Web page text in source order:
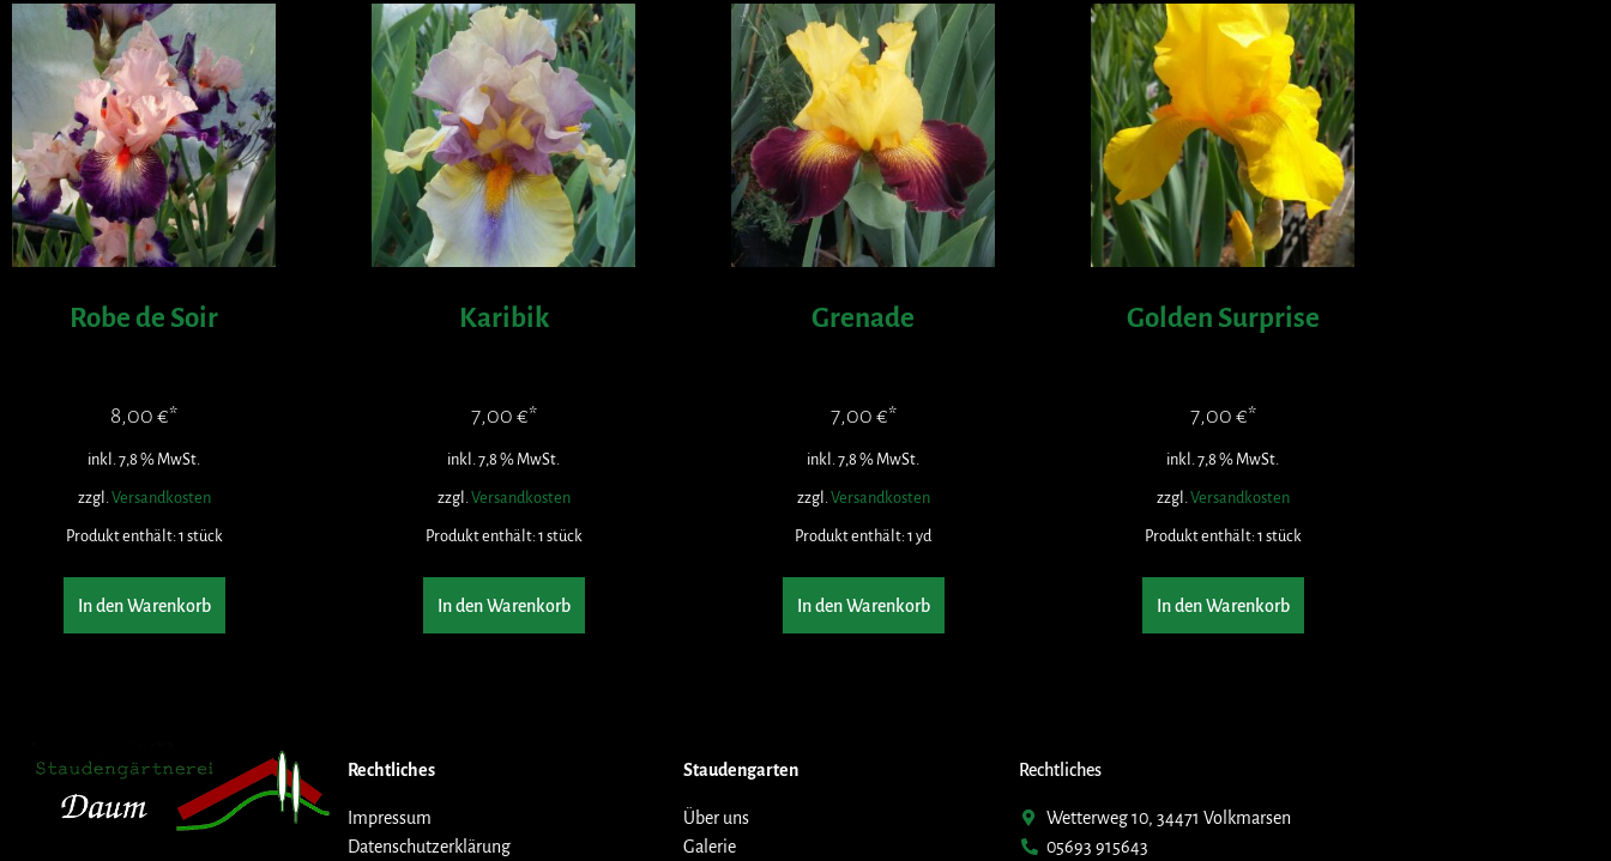
Robe de Soir
8,00 €
inkl. 7,8 % MwSt.
zzgl.Versandkosten
Produkt enthält: 1 stück
In den Warenkorb
Karibik
7,00 €
inkl. 7,8 % MwSt.
zzgl.Versandkosten
Produkt enthält: 1 stück
In den Warenkorb
Grenade
7,00 €
inkl. 7,8 % MwSt.
zzgl.Versandkosten
Produkt enthält: 1 yd
In den Warenkorb
Golden Surprise
7,00 €
inkl. 7,8 % MwSt.
zzgl.Versandkosten
Produkt enthält: 1 stück
In den Warenkorb
Rechtliches
Impressum
Datenschutzerklärung
Staudengarten
Über uns
Galerie
Rechtliches
Wetterweg 10, 34471 Volkmarsen
05693 915643